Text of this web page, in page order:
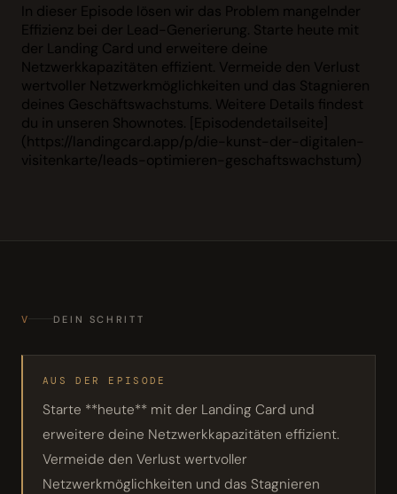
In dieser Episode lösen wir das Problem mangelnder
Effizienz bei der Lead-Generierung. Starte heute mit
der Landing Card und erweitere deine
Netzwerkkapazitäten effizient. Vermeide den Verlust
wertvoller Netzwerkmöglichkeiten und das Stagnieren
deines Geschäftswachstums. Weitere Details findest
du in unseren Shownotes. [Episodendetailseite]
(https://landingcard.app/p/die-kunst-der-digitalen-
visitenkarte/leads-optimieren-geschaftswachstum)
V DEIN SCHRITT
AUS DER EPISODE
Starte **heute** mit der Landing Card und
erweitere deine Netzwerkkapazitäten effizient.
Vermeide den Verlust wertvoller
Netzwerkmöglichkeiten und das Stagnieren